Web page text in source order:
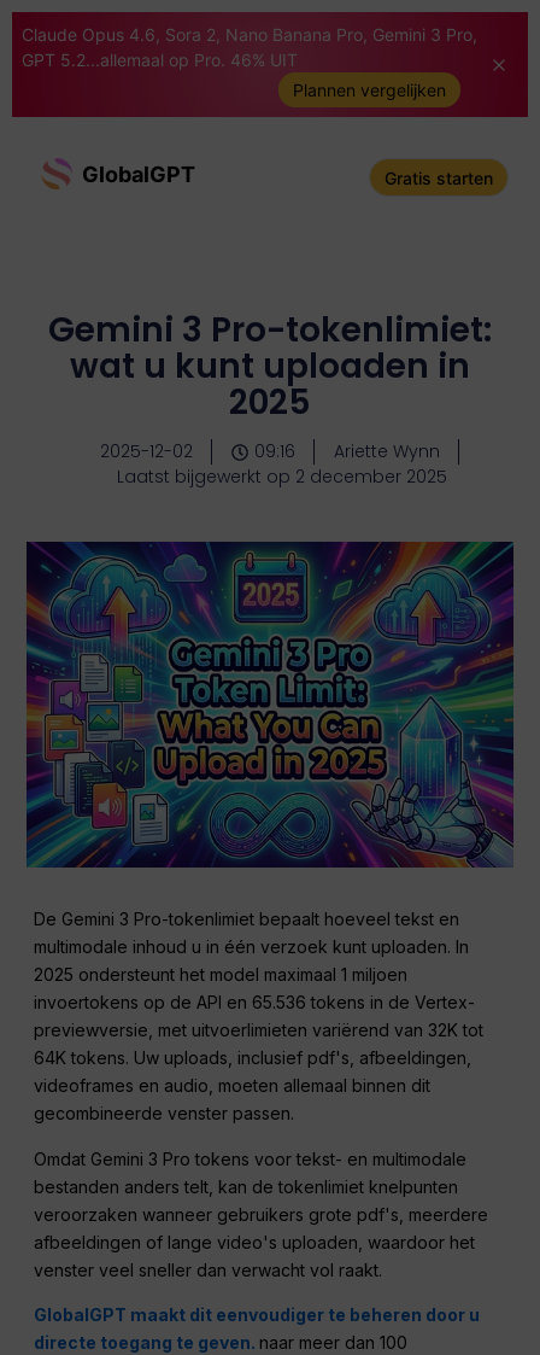
Claude Opus 4.6, Sora 2, Nano Banana Pro, Gemini 3 Pro,
GPT 5.2...allemaal op Pro. 46% UIT
Plannen vergelijken
GlobalGPT Gratis starten
Gemini 3 Pro-tokenlimiet:
wat u kunt uploaden in
2025
2025-12-02 09:16
Ariette Wynn
Laatst bijgewerkt op 2 december 2025
De Gemini 3 Pro-tokenlimiet bepaalt hoeveel tekst en
multimodale inhoud u in één verzoek kunt uploaden. In
2025 ondersteunt het model maximaal 1 miljoen
invoertokens op de API en 65.536 tokens in de Vertex-
previewversie, met uitvoerlimieten variërend van 32K tot
64K tokens. Uw uploads, inclusief pdf's, afbeeldingen,
videoframes en audio, moeten allemaal binnen dit
gecombineerde venster passen.
Omdat Gemini 3 Pro tokens voor tekst- en multimodale
bestanden anders telt, kan de tokenlimiet knelpunten
veroorzaken wanneer gebruikers grote pdf's, meerdere
afbeeldingen of lange video's uploaden, waardoor het
venster veel sneller dan verwacht vol raakt.
GlobalGPT maakt dit eenvoudiger te beheren door u
directe toegang te geven. naar meer dan 100